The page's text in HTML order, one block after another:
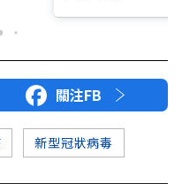
關注FB
新型冠狀病毒